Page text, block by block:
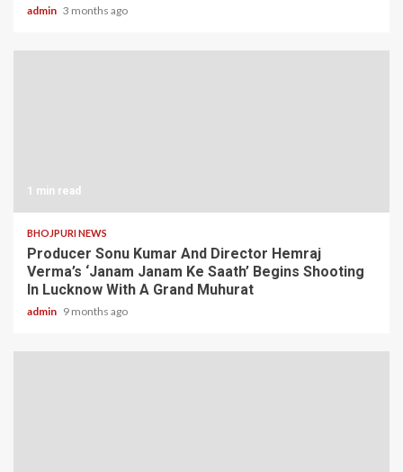
admin 3 months ago
1 min read
BHOJPURI NEWS
Producer Sonu Kumar And Director Hemraj
Verma’s ‘Janam Janam Ke Saath’ Begins Shooting
In Lucknow With A Grand Muhurat
admin 9 months ago